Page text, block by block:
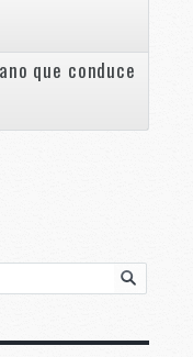
que conduce